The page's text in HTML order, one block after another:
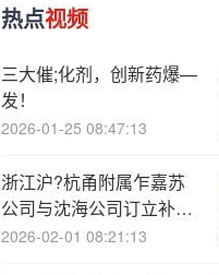
热点视频
三大催;化剂，创新药爆—
发！
2026-01-25 08:47:13
浙江沪?杭甬附属乍嘉苏
公司与沈海公司订立补充
耕地指标调剂协议
2026-02-01 08:21:13